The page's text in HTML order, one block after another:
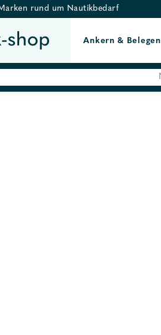
rund um Nautikbedarf
Ankern & Belegen